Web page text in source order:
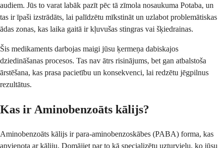
audiem. Jūs to varat labāk pazīt pēc tā zīmola nosaukuma Potaba, un
tas ir īpaši izstrādāts, lai palīdzētu mīkstināt un uzlabot problemātiskas
ādas zonas, kas laika gaitā ir kļuvušas stingras vai šķiedrainas.
Šis medikaments darbojas maigi jūsu ķermeņa dabiskajos
dziedināšanas procesos. Tas nav ātrs risinājums, bet gan atbalstoša
ārstēšana, kas prasa pacietību un konsekvenci, lai redzētu jēgpilnus
rezultātus.
Kas ir Aminobenzoāts kālijs?
Aminobenzoāts kālijs ir para-aminobenzoskābes (PABA) forma, kas
apvienota ar kāliju. Domājiet par to kā specializētu uzturvielu, ko jūsu